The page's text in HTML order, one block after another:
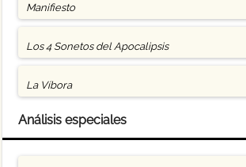
Manifiesto
Los 4 Sonetos del Apocalipsis
La Víbora
Análisis especiales